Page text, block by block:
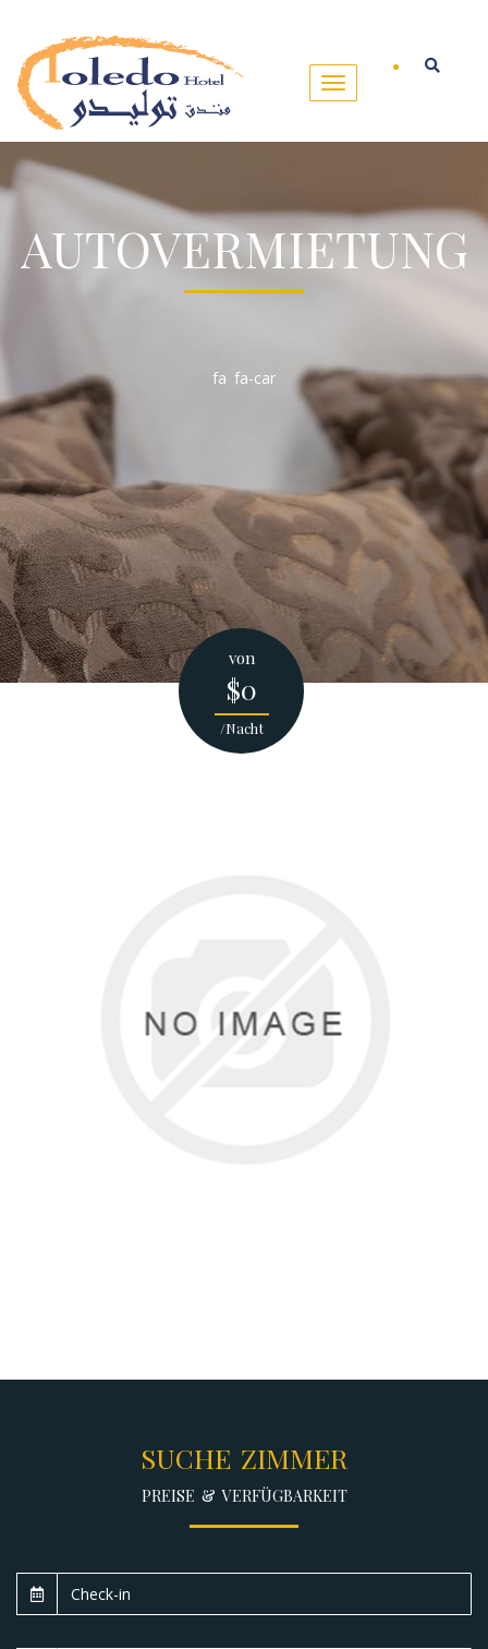
AUTOVERMIETUNG
fa fa-car
von
$0
/Nacht
SUCHE ZIMMER
PREISE & VERFÜGBARKEIT